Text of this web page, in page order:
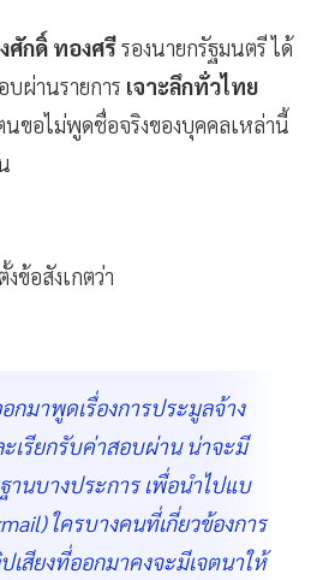
ศักดิ์ ทองศรีรองนายกรัฐมนตรี ได้
บผ่านรายการ เจาะลึกทั่วไทย
นขอไม่พูดชื่อจริงของบุคคลเหล่านี้
งข้อสังเกตว่า
มาพูดเรื่องการประมูลจ้าง
เรียกรับค่าสอบผ่าน น่าจะมี
านบางประการ เพื่อนำไปแบ
ใครบางคนที่เกี่ยวข้องการ
เสียงที่ออกมาคงจะมีเจตนาให้